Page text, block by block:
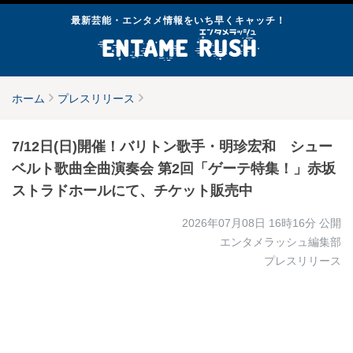
最新芸能・エンタメ情報をいち早くキャッチ！
ホーム プレスリリース
7/12日(日)開催！バリトン歌手・明珍宏和 シュー
ベルト歌曲全曲演奏会 第2回「ゲーテ特集！」赤坂
ストラドホールにて、チケット販売中
2026年07月08日 16時16分 公開
エンタメラッシュ編集部
プレスリリース